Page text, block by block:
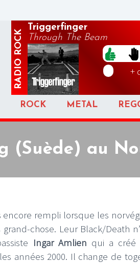
RADIO
ROCK
Triggerfinger
Through The Beam
+
ROCK METAL
(Suède) au
encore rempli lorsque les
chose. Leur Black/Death
Ingar Amlien qui a créé
années 2000. Il change de